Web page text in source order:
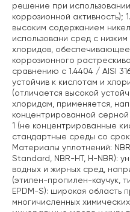
решение при
коррозионной активность);
высоким содержанием
использовани сред с
хлоридов,
коррозионного
сравнению с 1.4404 / AISI
устойчив к кислотам и
(отличается высокой
хлоридам, применяется,
концентрированной серной
1 (не концентрированные
стандартные среды со
Материалы уплотнений:
Standard, NBR-HT, H-NBR):
водных и жирных сред,
(этилен-пропилен-каучук,
EPDM-S): широкая область
многичисленных